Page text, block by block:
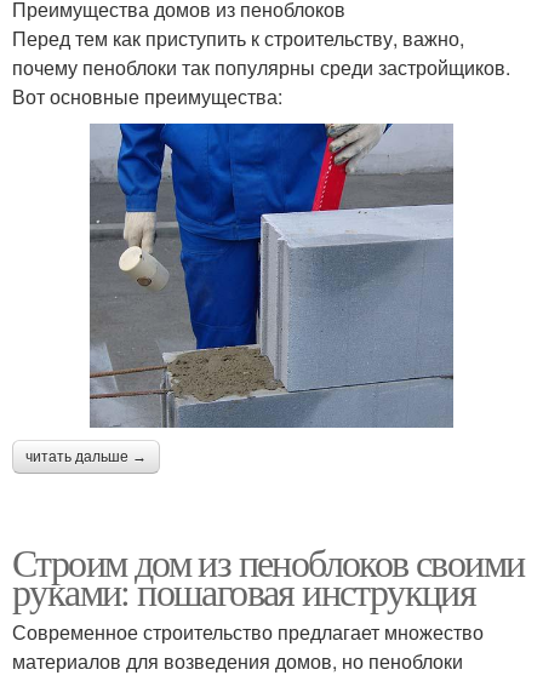
Преимущества домов из пеноблоков
Перед тем как приступить к строительству, важно,
почему пеноблоки так популярны среди застройщиков.
Вот основные преимущества:
читать дальше →
Строим дом из пеноблоков своими
руками: пошаговая инструкция
Современное строительство предлагает множество
материалов для возведения домов, но пеноблоки